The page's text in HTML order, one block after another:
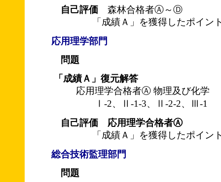
自己評価 森林合格者Ⓐ～Ⓓ
「成績Ａ」を獲得したポイン
応用理学部門
問題
「成績Ａ」復元解答
応用理学合格者Ⓐ 物理及び化学
Ⅰ-2、Ⅱ-1-3、Ⅱ-2-2、Ⅲ-1
自己評価 応用理学合格者Ⓐ
「成績Ａ」を獲得したポイン
総合技術監理部門
問題